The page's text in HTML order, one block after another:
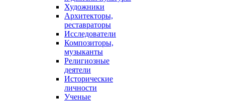
Художники
Архитекторы,
реставраторы
Исследователи
Композиторы,
музыканты
Религиозные
деятели
Исторические
личности
Ученые